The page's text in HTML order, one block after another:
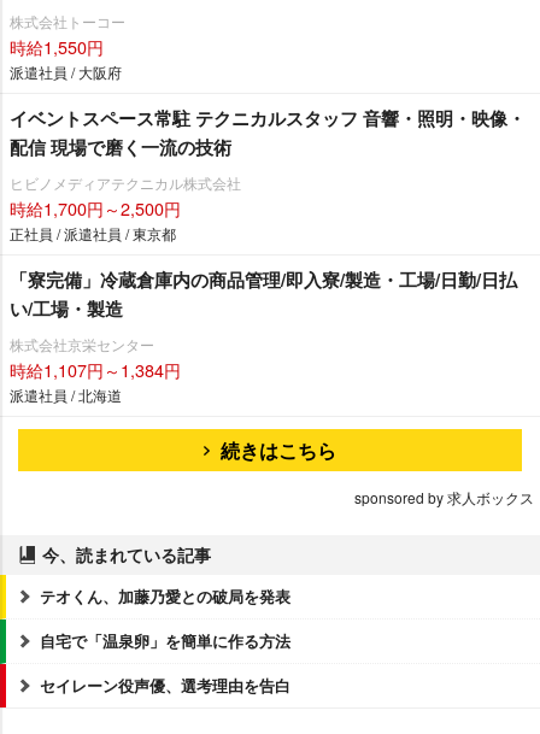
株式会社トーコー
時給1,550円
派遣社員 / 大阪府
イベントスペース常駐 テクニカルスタッフ 音響・照明・映像・
配信 現場で磨く一流の技術
ヒビノメディアテクニカル株式会社
時給1,700円～2,500円
正社員 / 派遣社員 / 東京都
「寮完備」冷蔵倉庫内の商品管理/即入寮/製造・工場/日勤/日払
い/工場・製造
株式会社京栄センター
時給1,107円～1,384円
派遣社員 / 北海道
続きはこちら
sponsored by 求人ボックス
今、読まれている記事
テオくん、加藤乃愛との破局を発表
自宅で「温泉卵」を簡単に作る方法
セイレーン役声優、選考理由を告白